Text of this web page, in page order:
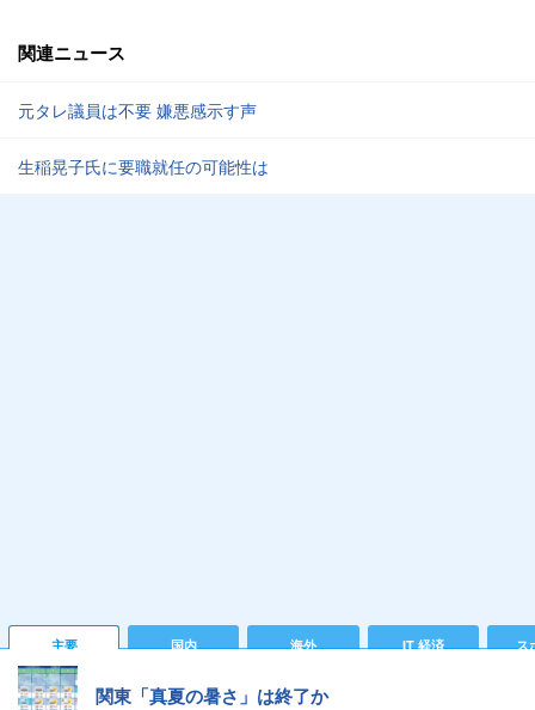
関連ニュース
元タレ議員は不要 嫌悪感示す声
生稲晃子氏に要職就任の可能性は
主要 国内 海外 IT 経済 ス
関東「真夏の暑さ」は終了か